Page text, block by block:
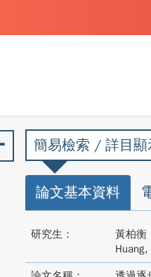
簡易檢索 / 詳目顯
論文基本資料
研究生：
黃柏衡
Huang,